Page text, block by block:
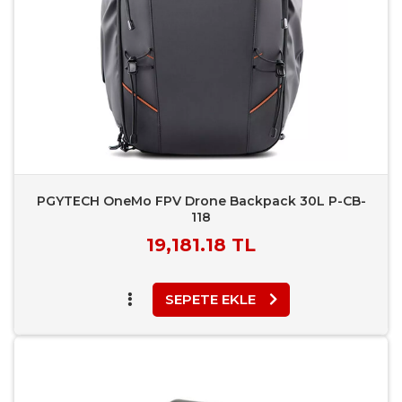
PGYTECH OneMo FPV Drone Backpack 30L P-CB-
118
Piyasa
Fiyatı
19,181.18 TL
SEPETE EKLE